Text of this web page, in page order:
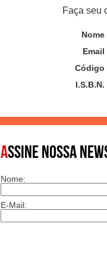
Faça seu
Nome
Email
Código
I.S.B.N.
ASSINE NOSSA
Nome:
E-Mail: